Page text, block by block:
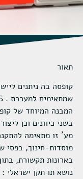
תאור
קופסה בה ניתנים
שמתאימים למערכת . MCS
המבנה המיוחד של
בשני כיוונים וכן
מע´ זו מתאימה
מוסדות-חינוך, בפסי
בארונות תקשורת,
נושא תו תקן ישראלי : 22917